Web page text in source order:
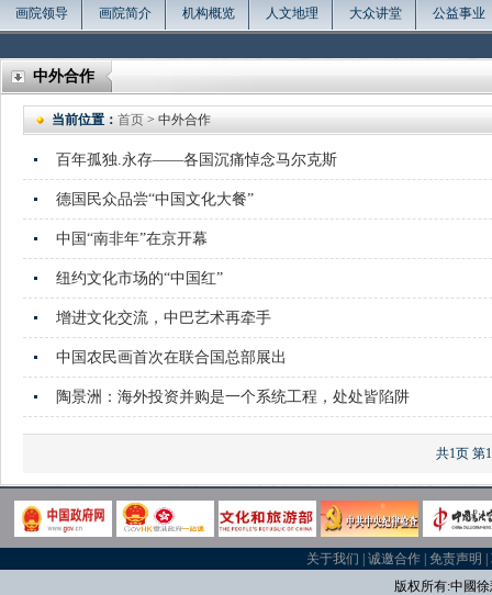
画院领导
画院简介
机构概览
人文地理
大众讲堂
公益事业
中外合作
当前位置： 首页 > 中外合作
百年孤独.永存——各国沉痛悼念马尔克斯
德国民众品尝“中国文化大餐”
中国“南非年”在京开幕
纽约文化市场的“中国红”
增进文化交流，中巴艺术再牵手
中国农民画首次在联合国总部展出
陶景洲：海外投资并购是一个系统工程，处处皆陷阱
共1页 第
关于我们 |诚邀合作 |免责声明 |
版权所有:中國